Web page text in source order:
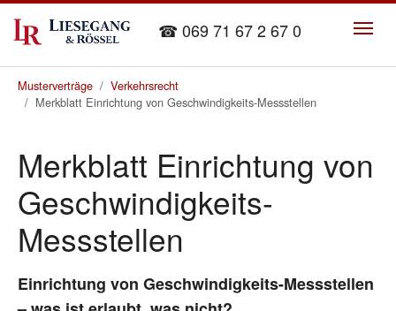
Skip to main content
☎ 069 71 67 2 67 0
You are here:
Musterverträge
Verkehrsrecht
Merkblatt Einrichtung von Geschwindigkeits-Messstellen
Merkblatt Einrichtung von
Geschwindigkeits-
Messstellen
Einrichtung von Geschwindigkeits-Messstellen